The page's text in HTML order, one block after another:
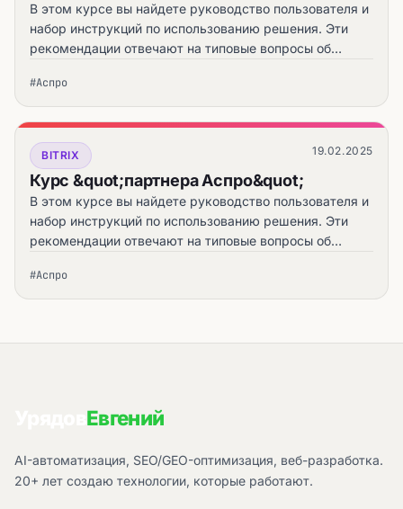
В этом курсе вы найдете руководство пользователя и
набор инструкций по использованию решения. Эти
рекомендации отвечают на типовые вопросы об
сайта контентом и запуске интернет-магазина.
#Аспро
BITRIX 19.02.2025
Курс &quot;партнера Аспро&quot;
В этом курсе вы найдете руководство пользователя и
набор инструкций по использованию решения. Эти
рекомендации отвечают на типовые вопросы об
сайта контентом и запуске интернет-магазина.
#Аспро
Евгений
AI-автоматизация, SEO/GEO-оптимизация, веб-разработка.
20+ лет создаю технологии, которые работают.